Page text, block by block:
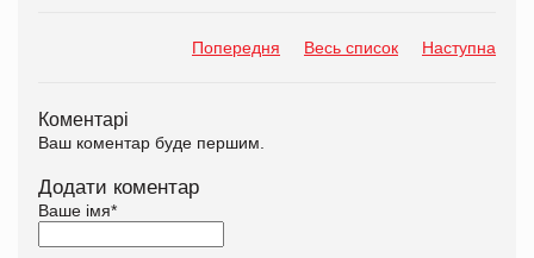
Попередня Весь список Наступна
Коментарі
Ваш коментар буде першим.
Додати коментар
Ваше імя*